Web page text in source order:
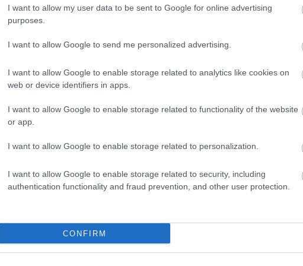
I want to allow my user data to be sent to Google for online advertising
purposes.
I want to allow Google to send me personalized advertising.
I want to allow Google to enable storage related to analytics like cookies on
web or device identifiers in apps.
I want to allow Google to enable storage related to functionality of the website
or app.
I want to allow Google to enable storage related to personalization.
I want to allow Google to enable storage related to security, including
authentication functionality and fraud prevention, and other user protection.
CONFIRM
Vagy egy csomó minden mást: a
egyre több helyen használható (x)
arról, hogy New Yorkban és Londonban
. Nos, bármilyen távolinak is tűnnek ezek a
már egy ideje működik Budapesten: taxit mi is
meg persze sok minden mást…
italt
VIII.
zöld
elem